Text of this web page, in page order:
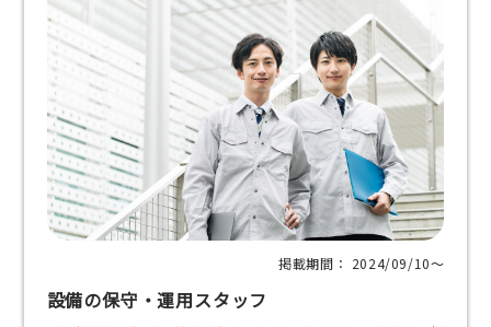
掲載期間： 2024/09/10〜
設備の保守・運用スタッフ